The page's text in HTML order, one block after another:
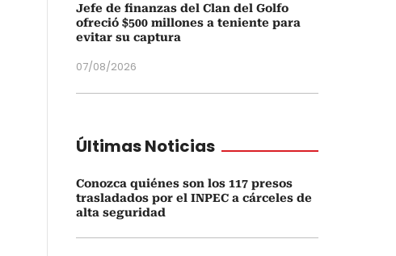
Jefe de finanzas del Clan del Golfo
ofreció $500 millones a teniente para
evitar su captura
07/08/2026
Últimas Noticias
Conozca quiénes son los 117 presos
trasladados por el INPEC a cárceles de
alta seguridad